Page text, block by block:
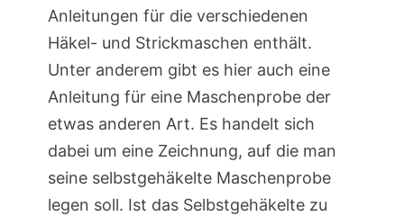
Anleitungen für die verschiedenen
Häkel- und Strickmaschen enthält.
Unter anderem gibt es hier auch eine
Anleitung für eine Maschenprobe der
etwas anderen Art. Es handelt sich
dabei um eine Zeichnung, auf die man
seine selbstgehäkelte Maschenprobe
legen soll. Ist das Selbstgehäkelte zu